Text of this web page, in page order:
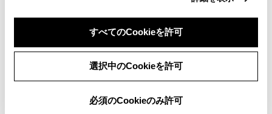
すべてのCookieを許可
選択中のCookieを許可
必須のCookieのみ許可
衝突被害軽減ブレーキ
Toyota Safety Sense・Lexus Safety Systemのﾌﾟﾘｸﾗｯｼｭｾｰﾌﾃｨ
（対車両）